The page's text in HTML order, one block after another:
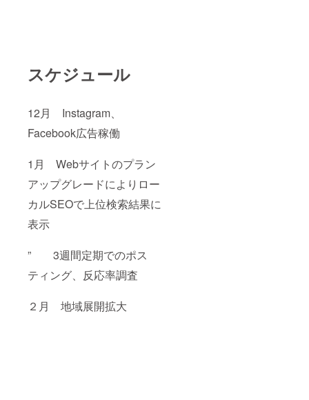
スケジュール
12月 Instagram、
Facebook広告稼働
1月 Webサイトのプラン
アップグレードによりロー
カルSEOで上位検索結果に
表示
” 3週間定期でのポス
ティング、反応率調査
２月 地域展開拡大